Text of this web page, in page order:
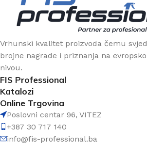
Vrhunski kvalitet proizvoda čemu
brojne nagrade i priznanja na
nivou.
FIS Professional
Katalozi
Online Trgovina
Poslovni centar 96, VITEZ
+387 30 717 140
info@fis-professional.ba